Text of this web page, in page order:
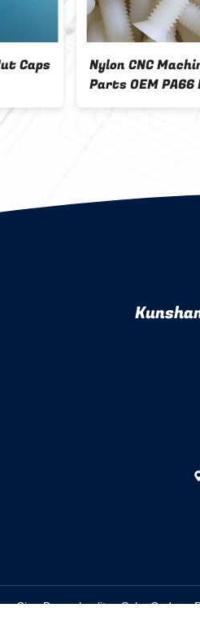
PP Grey CNC
Parts Ketahanan
Cina Bagus kualitas Suku Cadang